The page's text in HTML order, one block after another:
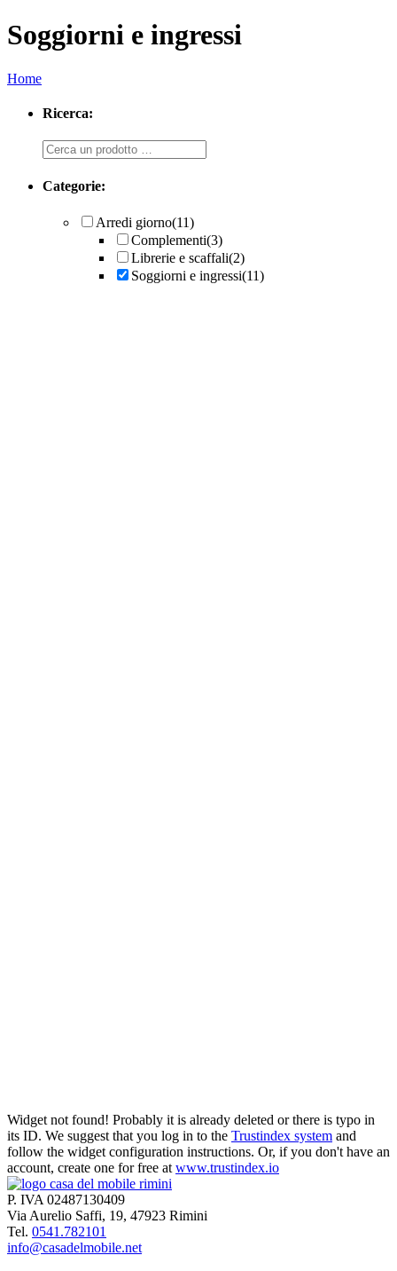
Soggiorni e ingressi
Home
Ricerca:
Ricerca
Categorie:
Arredi giorno(11)
Complementi(3)
Librerie e scaffali(2)
Soggiorni e ingressi(11)
Madie Horizon
Widget not found! Probably it is already deleted or there is typo in
its ID. We suggest that you log in to the Trustindex system and
follow the widget configuration instructions. Or, if you don't have an
account, create one for free at www.trustindex.io
P. IVA 02487130409
Via Aurelio Saffi, 19, 47923 Rimini
Tel. 0541.782101
info@casadelmobile.net